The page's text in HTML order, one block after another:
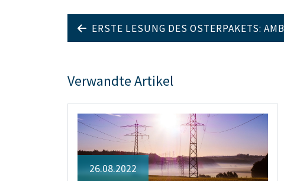
ERSTE LESUNG DES OSTERPAKETS:
Verwandte Artikel
26.08.2022